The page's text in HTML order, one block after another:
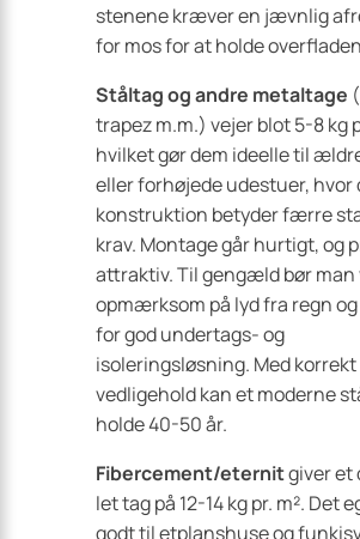
stenene kræver en jævnlig
for mos for at holde
Ståltag og andre metaltage
trapez m.m.) vejer blot 5-8 kg
hvilket gør dem ideelle til
eller forhøjede udestuer, hvor
konstruktion betyder færre
krav. Montage går hurtigt, og
attraktiv. Til gengæld bør
opmærksom på lyd fra regn
for god undertags- og
isoleringsløsning. Med korrekt
vedligehold kan et moderne
holde 40-50 år.
Fibercement/eternitgiver et
let tag på 12-14 kg pr. m². Det
godt til etplanshuse og